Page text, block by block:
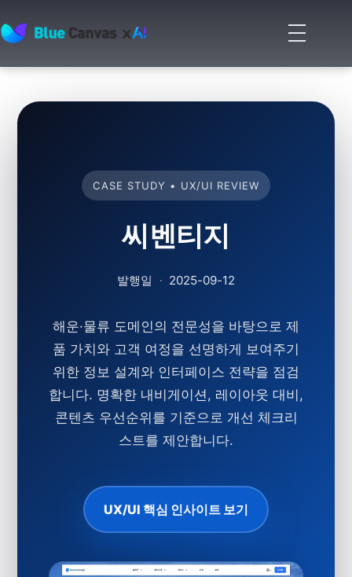
BLUECANVAS
메
뉴
기
CASE STUDY • UX/UI REVIEW
씨벤티지
발행일 · 2025-09-12
해운·물류 도메인의 전문성을 바탕으로 제
품 가치와 고객 여정을 선명하게 보여주기
위한 정보 설계와 인터페이스 전략을 점검
합니다. 명확한 내비게이션, 레이아웃 대비,
콘텐츠 우선순위를 기준으로 개선 체크리
스트를 제안합니다.
UX/UI 핵심 인사이트 보기